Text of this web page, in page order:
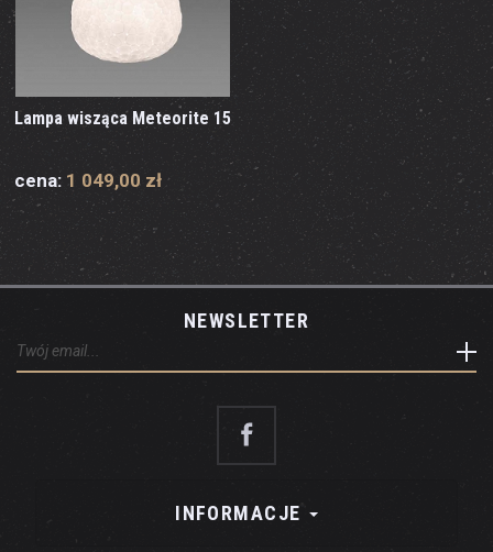
Lampa wisząca Meteorite 15
cena: 1 049,00 zł
NEWSLETTER
INFORMACJE